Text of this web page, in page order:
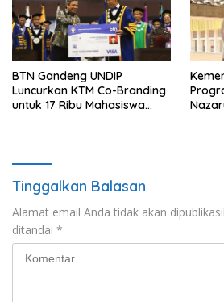
BTN Gandeng UNDIP
Luncurkan KTM Co-Branding
untuk 17 Ribu Mahasiswa
Tinggalkan Balasan
Alamat email Anda tidak akan
ditandai *